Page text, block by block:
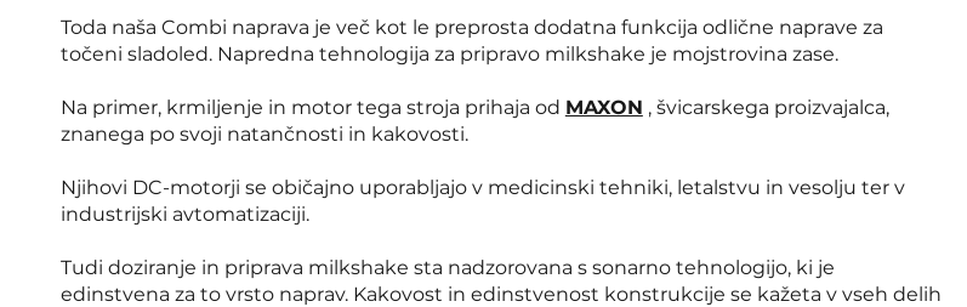
Toda naša Combi naprava je več kot le preprosta dodatna funkcija odlične naprave za
točeni sladoled. Napredna tehnologija za pripravo milkshake je mojstrovina zase.
Na primer, krmiljenje in motor tega stroja prihaja od MAXON , švicarskega proizvajalca,
znanega po svoji natančnosti in kakovosti.
Njihovi DC-motorji se običajno uporabljajo v medicinski tehniki, letalstvu in vesolju ter v
industrijski avtomatizaciji.
Tudi doziranje in priprava milkshake sta nadzorovana s sonarno tehnologijo, ki je
edinstvena za to vrsto naprav. Kakovost in edinstvenost konstrukcije se kažeta v vseh delih